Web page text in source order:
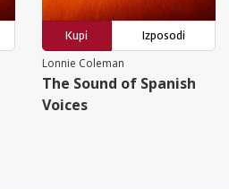
Kupi
Izposodi
Lonnie Coleman
The Sound of Spanish
Voices